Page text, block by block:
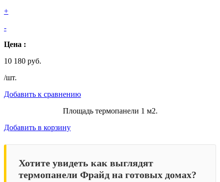
+
-
Цена :
10 180 руб.
/шт.
Добавить к сравнению
Площадь термопанели 1 м2.
Добавить в корзину
Хотите увидеть как выглядят
термопанели Фрайд на готовых домах?